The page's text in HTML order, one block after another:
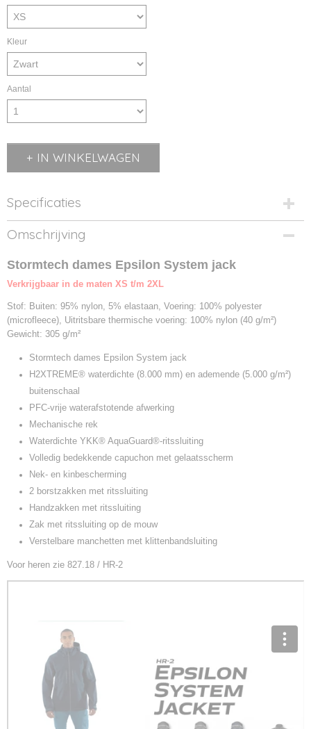
Kleur
Aantal
IN WINKELWAGEN
Specificaties
Productcode
828.18-1
Productcode leverancier
Omschrijving
Stormtech dames Epsilon System jack
Verkrijgbaar in de maten XS t/m 2XL
Stof: Buiten: 95% nylon, 5% elastaan, Voering: 100% polyester
(microfleece), Uitritsbare thermische voering: 100% nylon (40 g/m²)
Gewicht: 305 g/m²
Stormtech dames Epsilon System jack
H2XTREME® waterdichte (8.000 mm) en ademende (5.000 g/m²)
buitenschaal
PFC-vrije waterafstotende afwerking
Mechanische rek
Waterdichte YKK® AquaGuard®-ritssluiting
Volledig bedekkende capuchon met gelaatsscherm
Nek- en kinbescherming
2 borstzakken met ritssluiting
Handzakken met ritssluiting
Zak met ritssluiting op de mouw
Verstelbare manchetten met klittenbandsluiting
Voor heren zie 827.18 / HR-2